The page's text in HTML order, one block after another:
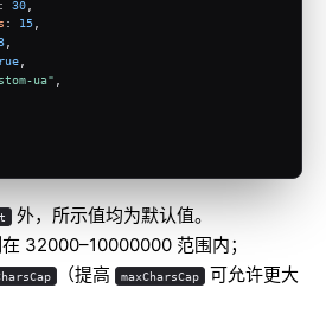
: 30
: 15
ua"
外，所示值均为默认值。
32000–10000000 范围内；
（提高 maxCharsCap 可允许更大